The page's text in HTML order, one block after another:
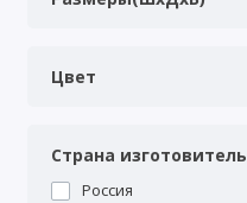
Цвет
Страна изготовитель
Россия